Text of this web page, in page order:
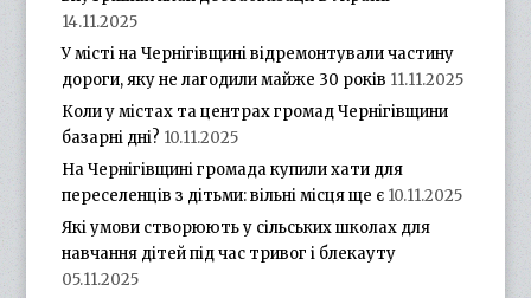
14.11.2025
У місті на Чернігівщині відремонтували частину
дороги, яку не лагодили майже 30 років 11.11.2025
Коли у містах та центрах громад Чернігівщини
базарні дні? 10.11.2025
На Чернігівщині громада купили хати для
переселенців з дітьми: вільні місця ще є 10.11.2025
Які умови створюють у сільських школах для
навчання дітей під час тривог і блекауту
05.11.2025